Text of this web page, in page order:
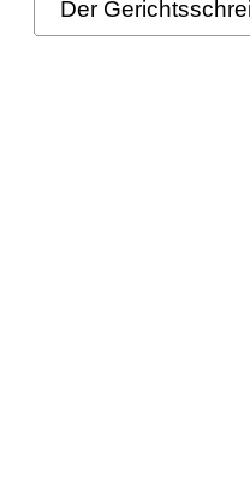
Der